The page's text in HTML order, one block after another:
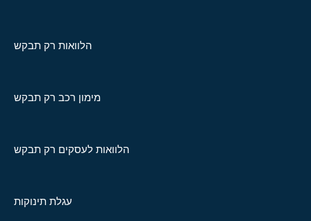
הלוואות רק תבקש
מימון רכב רק תבקש
הלוואות לעסקים רק תבקש
עגלת תינוקות